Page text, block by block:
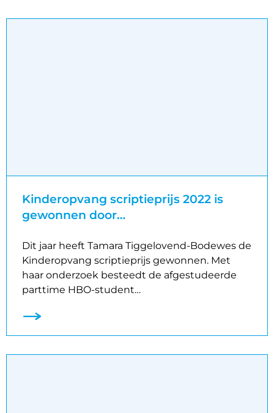
Kinderopvang scriptieprijs 2022 is
gewonnen door…
Dit jaar heeft Tamara Tiggelovend-Bodewes de
Kinderopvang scriptieprijs gewonnen. Met
haar onderzoek besteedt de afgestudeerde
parttime HBO-student…